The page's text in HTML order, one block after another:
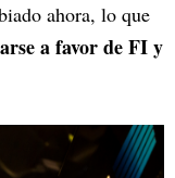
ahora, lo que
a favor de FI y